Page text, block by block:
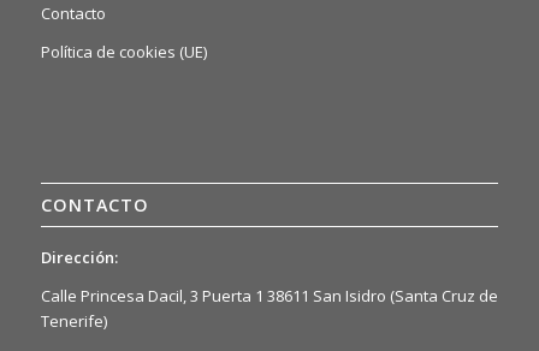
Contacto
Política de cookies (UE)
CONTACTO
Dirección:
Calle Princesa Dacil, 3 Puerta 1 38611 San Isidro (Santa Cruz de
Tenerife)